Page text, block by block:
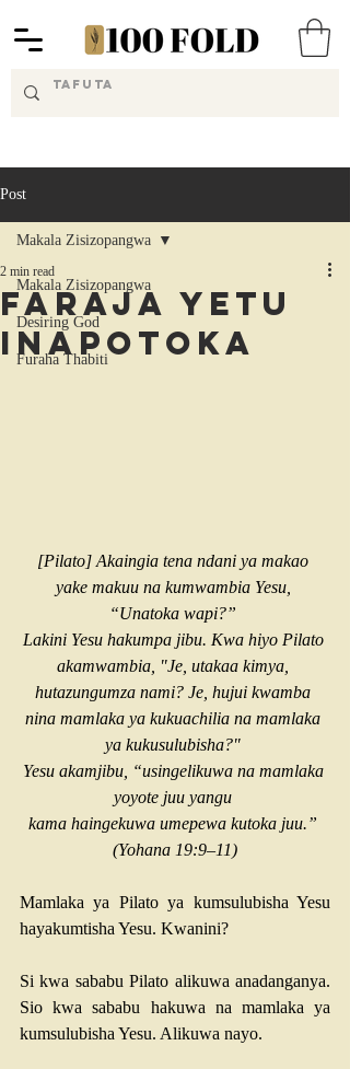
Post
Makala Zisizopangwa
Desiring God
Furaha Thabiti
Makala Zisizopangwa
Faraja Yetu
Inapotoka
2 min read
[Pilato] Akaingia tena ndani ya makao
yake makuu na kumwambia Yesu,
“Unatoka wapi?”
Lakini Yesu hakumpa jibu. Kwa hiyo Pilato
akamwambia, "Je, utakaa kimya,
hutazungumza nami? Je, hujui kwamba
nina mamlaka ya kukuachilia na mamlaka
ya kukusulubisha?"
Yesu akamjibu, “usingelikuwa na mamlaka
yoyote juu yangu
kama haingekuwa umepewa kutoka juu.”
(Yohana 19:9–11)
Mamlaka ya Pilato ya kumsulubisha Yesu
hayakumtisha Yesu. Kwanini?
Si kwa sababu Pilato alikuwa anadanganya.
Sio kwa sababu hakuwa na mamlaka ya
kumsulubisha Yesu. Alikuwa nayo.